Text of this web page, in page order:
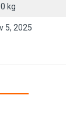
kg
5, 2025